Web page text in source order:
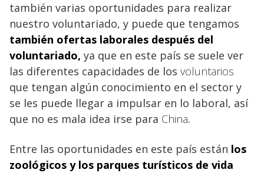
también varias oportunidades para realizar
nuestro voluntariado, y puede que tengamos
también ofertas laborales después del
voluntariado, ya que en este país se suele ver
las diferentes capacidades de los voluntarios
que tengan algún conocimiento en el sector y
se les puede llegar a impulsar en lo laboral, así
que no es mala idea irse para China.
Entre las oportunidades en este país están los
zoológicos y los parques turísticos de vida